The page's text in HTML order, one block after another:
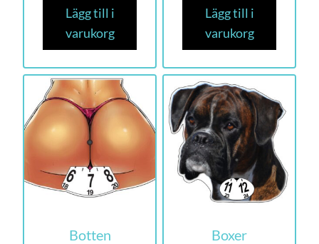
Lägg till i
varukorg
Lägg till i
varukorg
Botten
Boxer